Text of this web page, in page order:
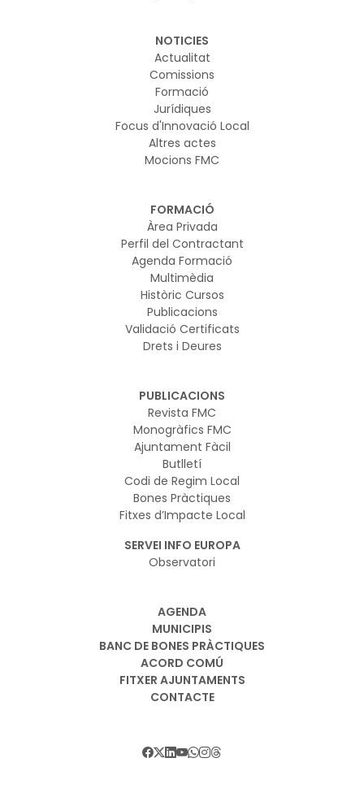
NOTICIES
Actualitat
Comissions
Formació
Jurídiques
Focus d'Innovació Local
Altres actes
Mocions FMC
FORMACIÓ
Àrea Privada
Perfil del Contractant
Agenda Formació
Multimèdia
Històric Cursos
Publicacions
Validació Certificats
Drets i Deures
PUBLICACIONS
Revista FMC
Monogràfics FMC
Ajuntament Fàcil
Butlletí
Codi de Regim Local
Bones Pràctiques
Fitxes d’Impacte Local
SERVEI INFO EUROPA
Observatori
AGENDA
MUNICIPIS
BANC DE BONES PRÀCTIQUES
ACORD COMÚ
FITXER AJUNTAMENTS
CONTACTE